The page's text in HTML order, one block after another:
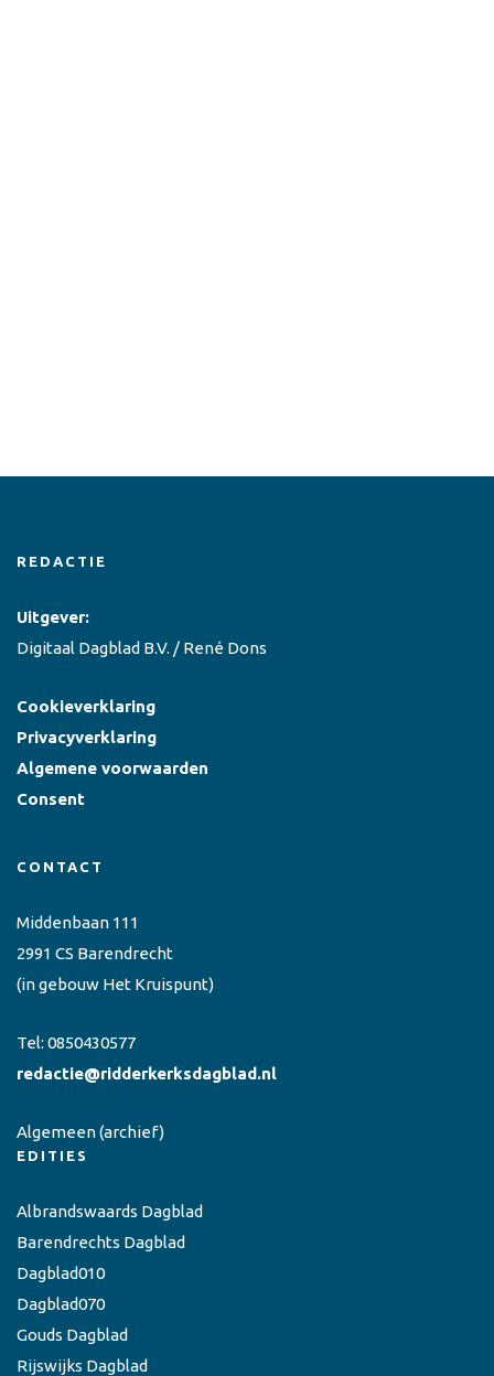
REDACTIE
Uitgever:
Digitaal Dagblad B.V. / René Dons
Cookieverklaring
Privacyverklaring
Algemene voorwaarden
Consent
CONTACT
Middenbaan 111
2991 CS Barendrecht
(in gebouw Het Kruispunt)
Tel: 0850430577
redactie@ridderkerksdagblad.nl
Algemeen(archief)
EDITIES
Albrandswaards Dagblad
Barendrechts Dagblad
Dagblad010
Dagblad070
Gouds Dagblad
Rijswijks Dagblad